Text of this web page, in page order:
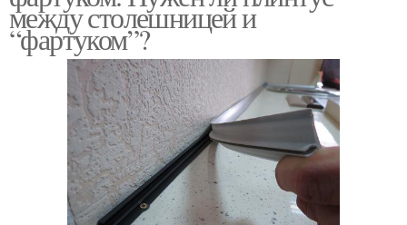
между столешницей и
“фартуком”?